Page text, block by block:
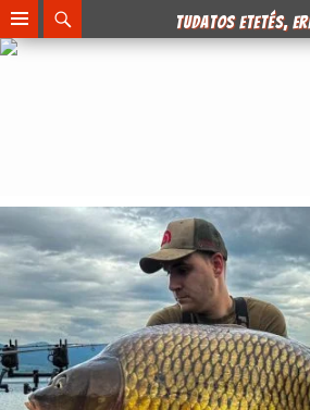
Search
Tudatos etetés,